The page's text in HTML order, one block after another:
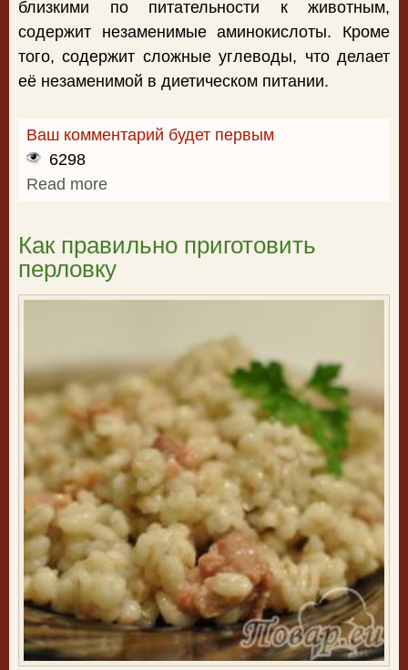
близкими по питательности к животным,
содержит незаменимые аминокислоты. Кроме
того, содержит сложные углеводы, что делает
её незаменимой в диетическом питании.
Ваш комментарий будет первым
6298
Read more
Как правильно приготовить
перловку